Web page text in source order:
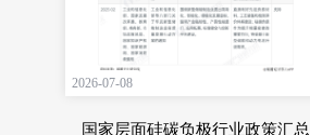
2026-07-08
国家层面硅碳负极行业政策汇总